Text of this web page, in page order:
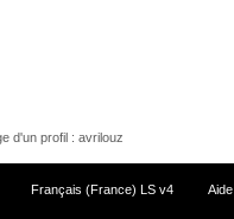
d'un profil : avrilouz
Français (France) LS v4 Aide